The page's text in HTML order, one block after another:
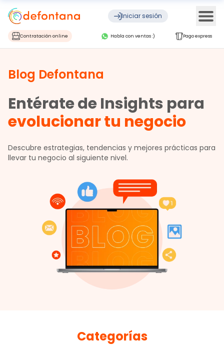
Iniciar sesión
Contratación online Habla con ventas :) Pago express
Blog Defontana
Entérate de Insights para
evolucionar tu negocio
Descubre estrategias, tendencias y mejores prácticas para
llevar tu negocio al siguiente nivel.
Categorías